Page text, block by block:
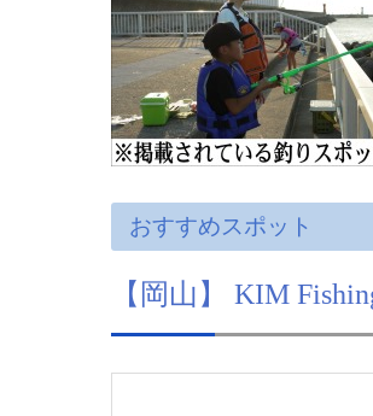
おすすめスポット
【岡山】 KIM